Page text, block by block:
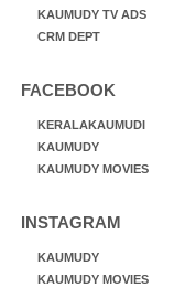
KAUMUDY TV ADS
CRM DEPT
FACEBOOK
KERALAKAUMUDI
KAUMUDY
KAUMUDY MOVIES
INSTAGRAM
KAUMUDY
KAUMUDY MOVIES